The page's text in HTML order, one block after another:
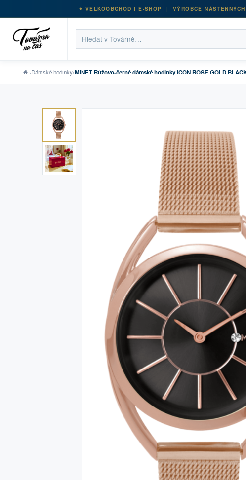
VELKOOBCHOD I E-SHOP | VÝROBCE
›Dámské hodinky›MINET Růžovo-černé dámské hodinky ICON ROSE GOLD